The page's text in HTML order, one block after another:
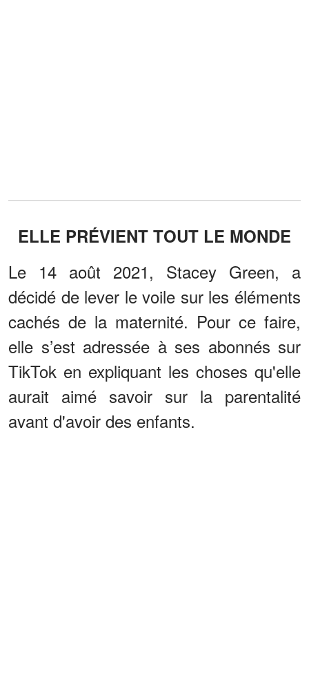
ELLE PRÉVIENT TOUT LE MONDE
Le 14 août 2021, Stacey Green, a
décidé de lever le voile sur les éléments
cachés de la maternité. Pour ce faire,
elle s’est adressée à ses abonnés sur
TikTok en expliquant les choses qu'elle
aurait aimé savoir sur la parentalité
avant d'avoir des enfants.